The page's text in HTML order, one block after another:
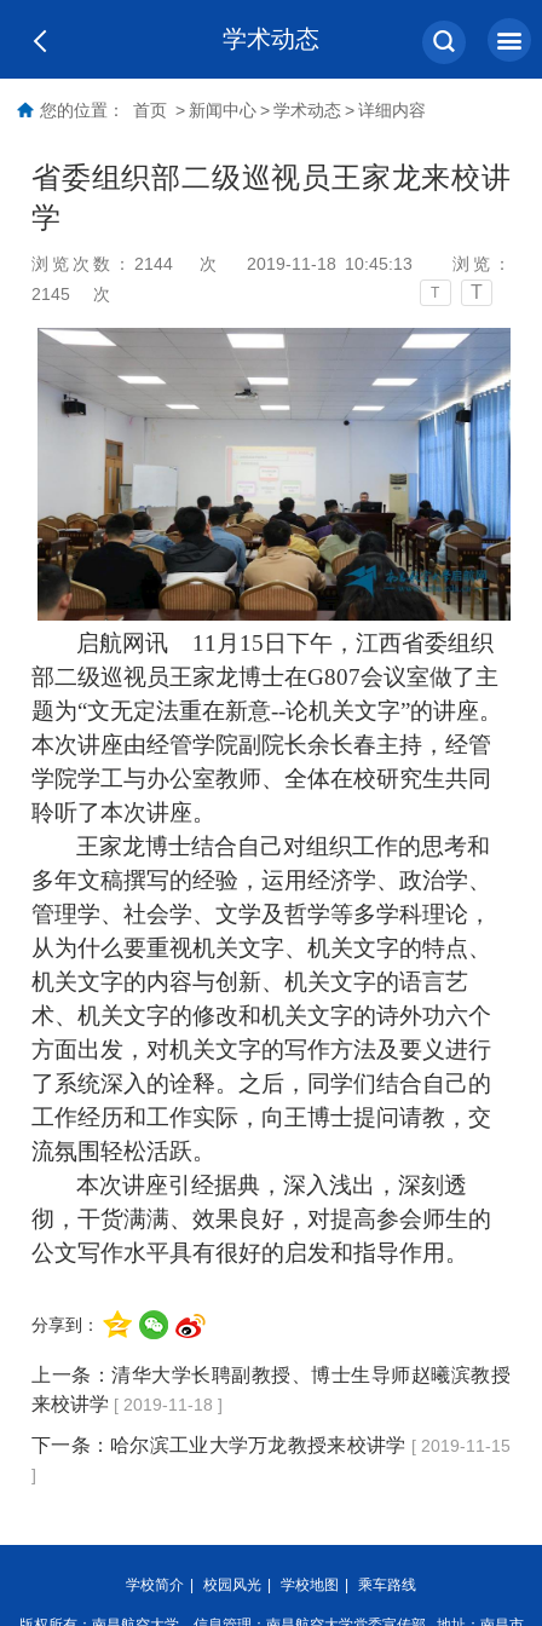
学术动态
您的位置： 首页 > 新闻中心 > 学术动态 > 详细内容
省委组织部二级巡视员王家龙来校讲
学
浏览次数： 2144 次 2019-11-18 10:45:13
浏览：
2145
次 T T
启航网讯 11月15日下午，江西省委组织
部二级巡视员王家龙博士在G807会议室做了主
题为“文无定法重在新意--论机关文字”的讲座。
本次讲座由经管学院副院长余长春主持，经管
学院学工与办公室教师、全体在校研究生共同
聆听了本次讲座。
王家龙博士结合自己对组织工作的思考和
多年文稿撰写的经验，运用经济学、政治学、
管理学、社会学、文学及哲学等多学科理论，
从为什么要重视机关文字、机关文字的特点、
机关文字的内容与创新、机关文字的语言艺
术、机关文字的修改和机关文字的诗外功六个
方面出发，对机关文字的写作方法及要义进行
了系统深入的诠释。之后，同学们结合自己的
工作经历和工作实际，向王博士提问请教，交
流氛围轻松活跃。
本次讲座引经据典，深入浅出，深刻透
彻，干货满满、效果良好，对提高参会师生的
公文写作水平具有很好的启发和指导作用。
分享到：
上一条：清华大学长聘副教授、博士生导师赵曦滨教授
来校讲学 [ 2019-11-18 ]
下一条： 哈尔滨工业大学万龙教授来校讲学 [ 2019-11-15
]
学校简介 | 校园风光 | 学校地图 | 乘车路线